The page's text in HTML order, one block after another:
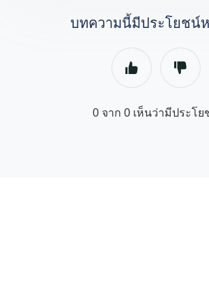
บทความนี้มีประโยชน์
0 จาก 0 เห็นว่ามีประโย